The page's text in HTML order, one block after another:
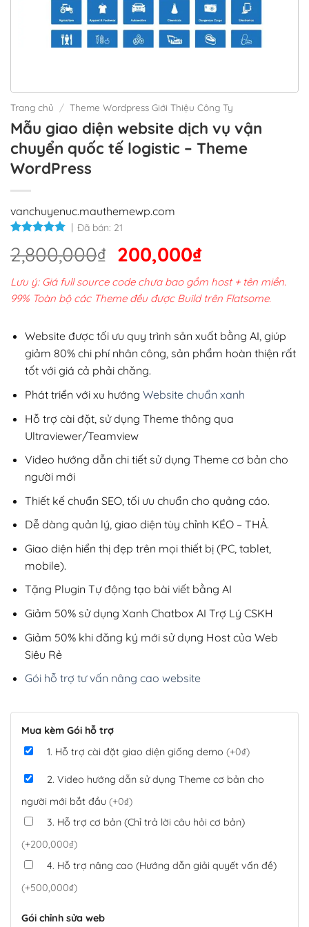
Trang chủ / Theme Wordpress Giới Thiệu Công Ty
Mẫu giao diện website dịch vụ vận
chuyển quốc tế logistic – Theme
WordPress
vanchuyenuc.mauthemewp.com
Đã bán: 21
2,800,000₫ Giá
gốc
là:
2,800,000₫.
200,000₫Giá
hiện
tại
200,000₫.
Lưu ý: Giá full source code chưa bao gồm host + tên miền.
99% Toàn bộ các Theme đều được Build trên Flatsome.
Website được tối ưu quy trình sản xuất bằng AI, giúp
giảm 80% chi phí nhân công, sản phẩm hoàn thiện rất
tốt với giá cả phải chăng.
Phát triển với xu hướng Website chuẩn xanh
Hỗ trợ cài đặt, sử dụng Theme thông qua
Ultraviewer/Teamview
Video hướng dẫn chi tiết sử dụng Theme cơ bản cho
người mới
Thiết kế chuẩn SEO, tối ưu chuẩn cho quảng cáo.
Dễ dàng quản lý, giao diện tùy chỉnh KÉO – THẢ.
Giao diện hiển thị đẹp trên mọi thiết bị (PC, tablet,
mobile).
Tặng Plugin Tự động tạo bài viết bằng AI
Giảm 50% sử dụng Xanh Chatbox AI Trợ Lý CSKH
Giảm 50% khi đăng ký mới sử dụng Host của Web
Siêu Rẻ
Gói hỗ trợ tư vấn nâng cao website
Mua kèm Gói hỗ trợ
1. Hỗ trợ cài đặt giao diện giống demo (+0₫)
2. Video hướng dẫn sử dụng Theme cơ bản cho
người mới bắt đầu (+0₫)
3. Hỗ trợ cơ bản (Chỉ trả lời câu hỏi cơ bản)
(+200,000₫)
4. Hỗ trợ nâng cao (Hướng dẫn giải quyết vấn đề)
(+500,000₫)
Gói chỉnh sửa web